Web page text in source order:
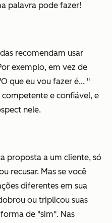
palavra pode fazer!
recomendam usar
exemplo, em vez de
que eu vou fazer é... "
e confiável, e
nele.
proposta a um cliente, só
recusar. Mas se você
diferentes em sua
ou triplicou suas
de "sim". Nas